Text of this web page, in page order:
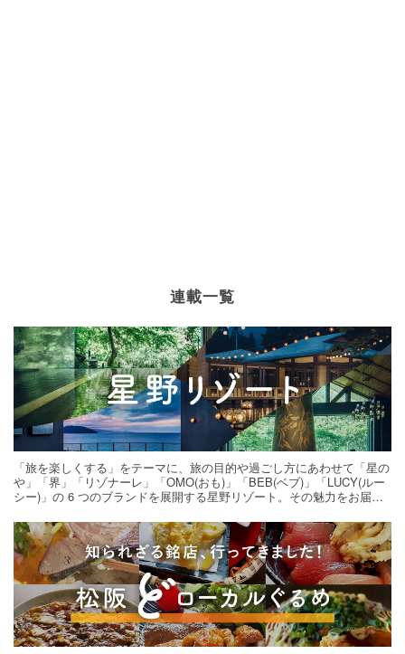
連載一覧
「旅を楽しくする」をテーマに、旅の目的や過ごし方にあわせて「星の
や」「界」「リゾナーレ」「OMO(おも)」「BEB(ベブ)」「LUCY(ルー
シー)」の 6 つのブランドを展開する星野リゾート。その魅力をお届け